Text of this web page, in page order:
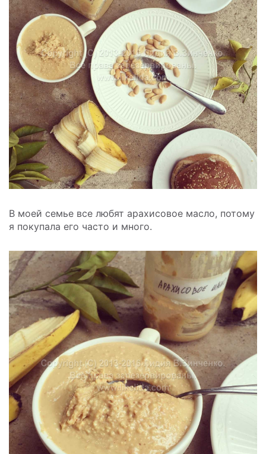
В моей семье все любят арахисовое масло, потому
я покупала его часто и много.